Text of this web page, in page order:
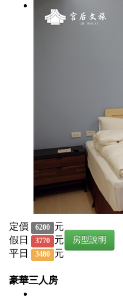
定價 6200 元
假日
3770 元
平日
3480 元
房型說明
豪華三人房